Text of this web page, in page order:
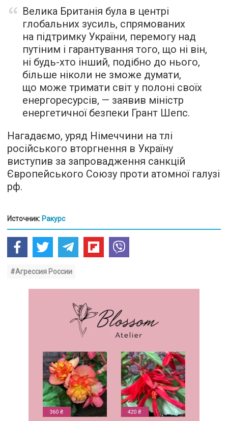
Велика Британія була в центрі
глобальних зусиль, спрямованих
на підтримку України, перемогу над
путіним і гарантування того, що ні він,
ні будь-хто інший, подібно до нього,
більше ніколи не зможе думати,
що може тримати світ у полоні своїх
енергоресурсів, — заявив міністр
енергетичної безпеки Грант Шепс.
Нагадаємо, уряд Німеччини на тлі
російського вторгнення в Україну
виступив за запровадження санкцій
Європейського Союзу проти атомної галузі
рф.
Источник: Ракурс
#Агрессия России